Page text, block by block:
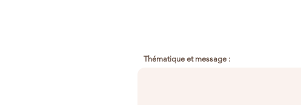
Thématique et message :